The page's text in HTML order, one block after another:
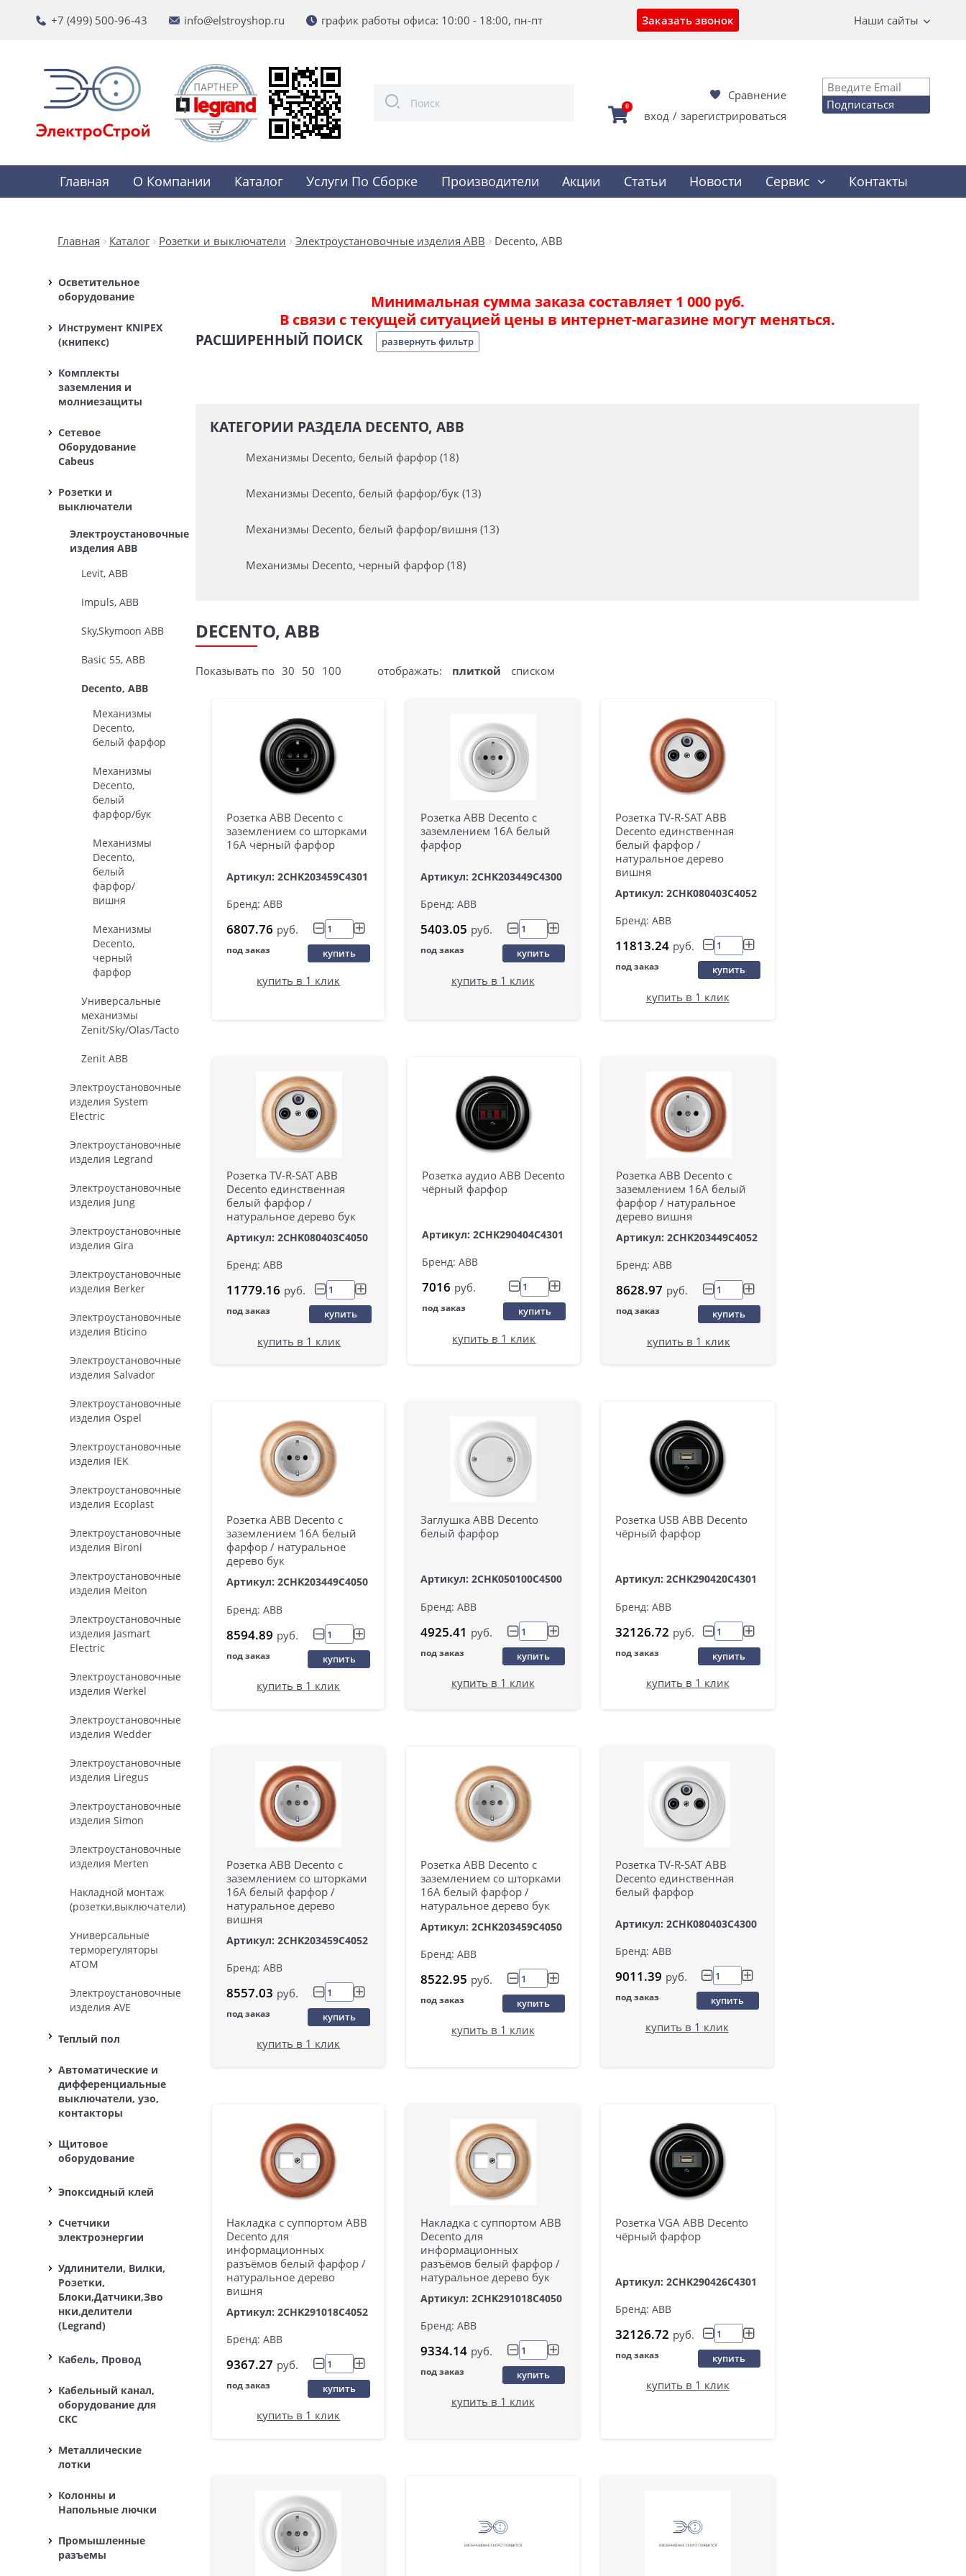
+7 (499) 500-96-43 info@elstroyshop.ru график работы офиса: 10:00 - 18:00, пн-пт Заказать звонок Наши сайты
Сравнение
0
вход / зарегистрироваться
Подписаться
Главная О Компании Каталог Услуги По Сборке Производители Акции Статьи Новости Сервис Контакты
Главная Каталог Розетки и выключатели Электроустановочные изделия ABB Decento, ABB
Осветительное
оборудование
Инструмент KNIPEX
(книпекс)
Комплекты
заземления и
молниезащиты
Сетевое
Оборудование
Cabeus
Розетки и
выключатели
Электроустановочные
изделия ABB
Levit, ABB
Impuls, ABB
Sky,Skymoon ABB
Basic 55, ABB
Decento, ABB
Механизмы
Decento,
белый фарфор
Механизмы
Decento,
белый
фарфор/бук
Механизмы
Decento,
белый
фарфор/
вишня
Механизмы
Decento,
черный
фарфор
Универсальные
механизмы
Zenit/Sky/Olas/Tacto
Zenit ABB
Электроустановочные
изделия System
Electric
Электроустановочные
изделия Legrand
Электроустановочные
изделия Jung
Электроустановочные
изделия Gira
Электроустановочные
изделия Berker
Электроустановочные
изделия Bticino
Электроустановочные
изделия Salvador
Электроустановочные
изделия Ospel
Электроустановочные
изделия IEK
Электроустановочные
изделия Ecoplast
Электроустановочные
изделия Bironi
Электроустановочные
изделия Meiton
Электроустановочные
изделия Jasmart
Electric
Электроустановочные
изделия Werkel
Электроустановочные
изделия Wedder
Электроустановочные
изделия Liregus
Электроустановочные
изделия Simon
Электроустановочные
изделия Merten
Накладной монтаж
(розетки,выключатели)
Универсальные
терморегуляторы
ATOM
Электроустановочные
изделия AVE
Теплый пол
Автоматические и
дифференциальные
выключатели, узо,
контакторы
Щитовое
оборудование
Эпоксидный клей
Счетчики
электроэнергии
Удлинители, Вилки,
Розетки,
Блоки,Датчики,Зво
нки,делители
(Legrand)
Кабель, Провод
Кабельный канал,
оборудование для
СКС
Металлические
лотки
Колонны и
Напольные лючки
Промышленные
разъемы
Минимальная сумма заказа составляет 1 000 руб.
В связи с текущей ситуацией цены в интернет-магазине могут меняться.
РАСШИРЕННЫЙ ПОИСК развернуть фильтр
КАТЕГОРИИ РАЗДЕЛА DECENTO, ABB
Механизмы Decento, белый фарфор (18)
Механизмы Decento, белый фарфор/бук (13)
Механизмы Decento, белый фарфор/вишня (13)
Механизмы Decento, черный фарфор (18)
DECENTO, ABB
Показывать по 30 50 100 отображать: плиткой списком
Розетка ABB Decento с
заземлением со шторками
16А чёрный фарфор
Артикул: 2CHK203459C4301
Бренд: ABB
6807.76 руб.
под заказ купить
купить в 1 клик
Розетка ABB Decento с
заземлением 16А белый
фарфор
Артикул: 2CHK203449C4300
Бренд: ABB
5403.05 руб.
под заказ купить
купить в 1 клик
Розетка TV-R-SAT ABB
Decento единственная
белый фарфор /
натуральное дерево
вишня
Артикул: 2CHK080403C4052
Бренд: ABB
11813.24 руб.
под заказ купить
купить в 1 клик
Розетка TV-R-SAT ABB
Decento единственная
белый фарфор /
натуральное дерево бук
Артикул: 2CHK080403C4050
Бренд: ABB
11779.16 руб.
под заказ купить
купить в 1 клик
Розетка аудио ABB Decento
чёрный фарфор
Артикул: 2CHK290404C4301
Бренд: ABB
7016 руб.
под заказ купить
купить в 1 клик
Розетка ABB Decento с
заземлением 16А белый
фарфор / натуральное
дерево вишня
Артикул: 2CHK203449C4052
Бренд: ABB
8628.97 руб.
под заказ купить
купить в 1 клик
Розетка ABB Decento с
заземлением 16А белый
фарфор / натуральное
дерево бук
Артикул: 2CHK203449C4050
Бренд: ABB
8594.89 руб.
под заказ купить
купить в 1 клик
Заглушка ABB Decento
белый фарфор
Артикул: 2CHK050100C4500
Бренд: ABB
4925.41 руб.
под заказ купить
купить в 1 клик
Розетка USB ABB Decento
чёрный фарфор
Артикул: 2CHK290420C4301
Бренд: ABB
32126.72 руб.
под заказ купить
купить в 1 клик
Розетка ABB Decento с
заземлением со шторками
16А белый фарфор /
натуральное дерево
вишня
Артикул: 2CHK203459C4052
Бренд: ABB
8557.03 руб.
под заказ купить
купить в 1 клик
Розетка ABB Decento с
заземлением со шторками
16А белый фарфор /
натуральное дерево бук
Артикул: 2CHK203459C4050
Бренд: ABB
8522.95 руб.
под заказ купить
купить в 1 клик
Розетка TV-R-SAT ABB
Decento единственная
белый фарфор
Артикул: 2CHK080403C4300
Бренд: ABB
9011.39 руб.
под заказ купить
купить в 1 клик
Накладка с суппортом ABB
Decento для
информационных
разъёмов белый фарфор /
натуральное дерево
вишня
Артикул: 2CHK291018C4052
Бренд: ABB
9367.27 руб.
под заказ купить
купить в 1 клик
Накладка с суппортом ABB
Decento для
информационных
разъёмов белый фарфор /
натуральное дерево бук
Артикул: 2CHK291018C4050
Бренд: ABB
9334.14 руб.
под заказ купить
купить в 1 клик
Розетка VGA ABB Decento
чёрный фарфор
Артикул: 2CHK290426C4301
Бренд: ABB
32126.72 руб.
под заказ купить
купить в 1 клик